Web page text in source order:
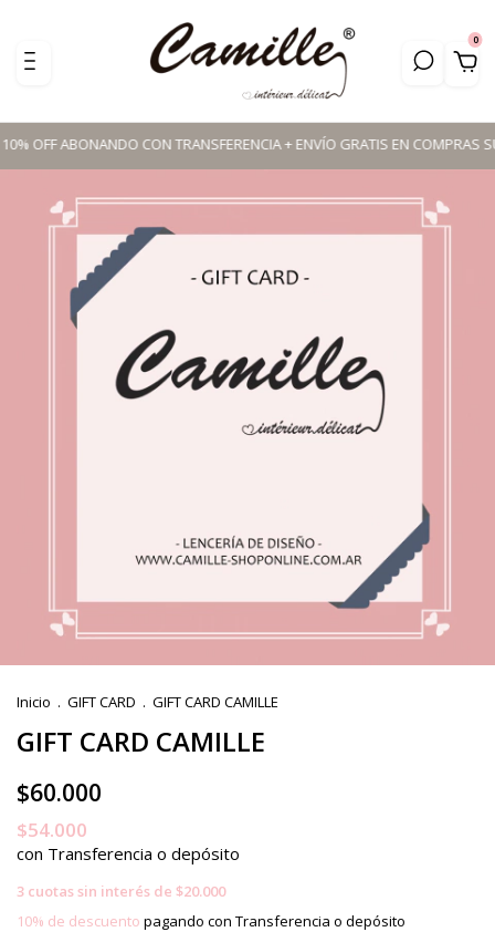
0
OFF ABONANDO CON TRANSFERENCIA + ENVÍO GRATIS EN COMPRAS
Inicio . GIFT CARD . GIFT CARD CAMILLE
GIFT CARD CAMILLE
$60.000
$54.000
con Transferencia o depósito
3 cuotas sin interés de $20.000
10% de descuento pagando con Transferencia o depósito